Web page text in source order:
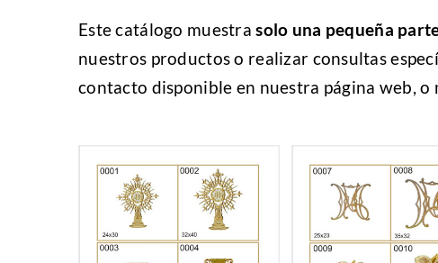
Este catálogo muestrasolo una pequeña
nuestros productos o realizar consultas
contacto disponible en nuestra página web,